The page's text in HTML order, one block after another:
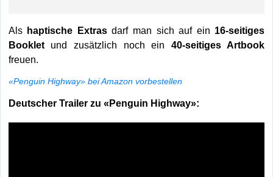
Alshaptische Extrasdarf man sich auf ein 16-seitiges
Bookletund zusätzlich noch ein 40-seitiges Artbook
freuen.
«Penguin Highway» bei Amazon vorbestellen
Deutscher Trailer zu «Penguin Highway»: